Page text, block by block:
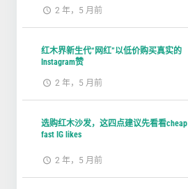
2 年，5 月前
红木界新生代“网红”以低价购买真实的
Instagram赞
2 年，5 月前
选购红木沙发，这四点建议先看看cheap
fast IG likes
2 年，5 月前